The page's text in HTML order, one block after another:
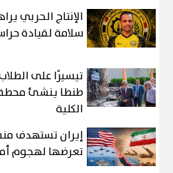
الإنتاج الحربي
سلامة لقيادة حراس
تيسيرًا على
طنطا ينشئ محطة
الكلية
إيران تستهدف
تعرضها لهجوم